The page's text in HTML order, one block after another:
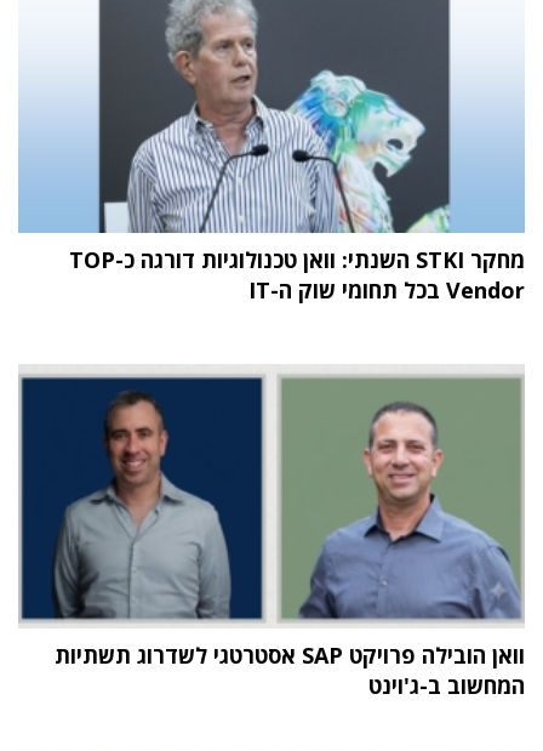
מחקר STKI השנתי: וואן טכנולוגיות דורגה כ-TOP
Vendor בכל תחומי שוק ה-IT
וואן הובילה פרויקט SAP אסטרטגי לשדרוג תשתיות
המחשוב ב-ג'וינט